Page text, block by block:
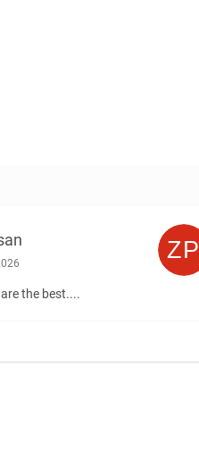
obchodu je 5 z 5 hviezdičiek.
the best....
ZP